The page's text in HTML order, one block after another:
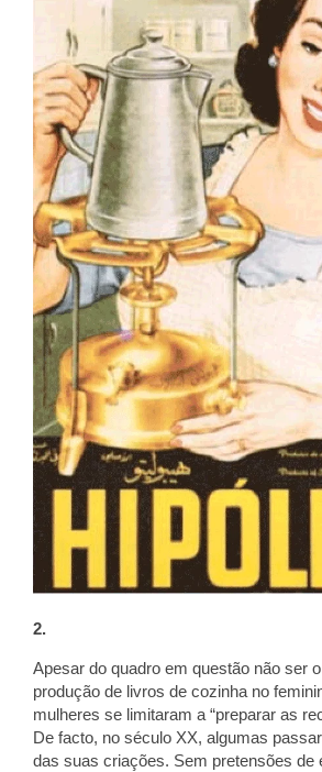
2.
Apesar do quadro em questão não ser
produção de livros de cozinha no
mulheres se limitaram a “preparar as
De facto, no século XX, algumas
das suas criações. Sem pretensões de